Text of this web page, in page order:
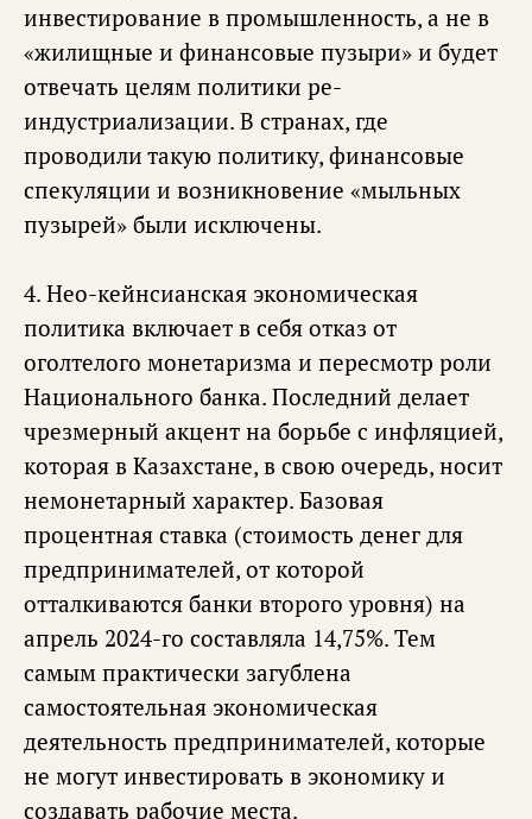
инвестирование в промышленность, а не в
«жилищные и финансовые пузыри» и будет
отвечать целям политики ре-
индустриализации. В странах, где
проводили такую политику, финансовые
спекуляции и возникновение «мыльных
пузырей» были исключены.
4. Нео-кейнсианская экономическая
политика включает в себя отказ от
оголтелого монетаризма и пересмотр роли
Национального банка. Последний делает
чрезмерный акцент на борьбе с инфляцией,
которая в Казахстане, в свою очередь, носит
немонетарный характер. Базовая
процентная ставка (стоимость денег для
предпринимателей, от которой
отталкиваются банки второго уровня) на
апрель 2024-го составляла 14,75%. Тем
самым практически загублена
самостоятельная экономическая
деятельность предпринимателей, которые
не могут инвестировать в экономику и
создавать рабочие места.